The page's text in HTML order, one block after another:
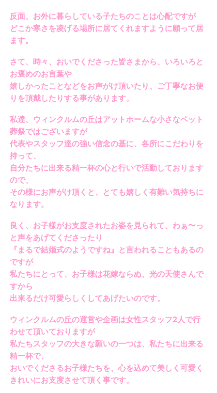
反面、お外に暮らしている子たちのことは心配ですが
どこか寒さを凌げる場所に居てくれますように願って居
ます。
さて、時々、おいでくださった皆さまから、いろいろと
お褒めのお言葉や
嬉しかったことなどをお声がけ頂いたり、ご丁寧なお便
りを頂戴したりする事があります。
私達、ウィンクルムの丘はアットホームな小さなペット
葬祭ではございますが
代表やスタッフ達の強い信念の基に、各所にこだわりを
持って、
自分たちに出来る精一杯の心と行いで活動しております
ので、
その様にお声がけ頂くと、とても嬉しく有難い気持ちに
なります。
良く、お子様がお支度されたお姿を見られて、わぁ〜っ
と声をあげてくださったり
『まるで結婚式のようですね』と言われることもあるの
ですが
私たちにとって、お子様は花嫁ならぬ、光の天使さんで
すから
出来るだけ可愛らしくしてあげたいのです。
ウィンクルムの丘の運営や企画は女性スタッフ2人で行
わせて頂いておりますが
私たちスタッフの大きな願いの一つは、私たちに出来る
精一杯で、
おいでくださるお子様たちを、心を込めて美しく可愛く
きれいにお支度させて頂く事です。